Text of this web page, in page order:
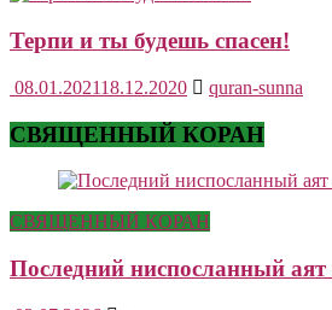
Терпи и ты будешь спасен!
08.01.202118.12.2020 quran-sunna
СВЯЩЕННЫЙ КОРАН
СВЯЩЕННЫЙ КОРАН
Последний ниспосланный аят